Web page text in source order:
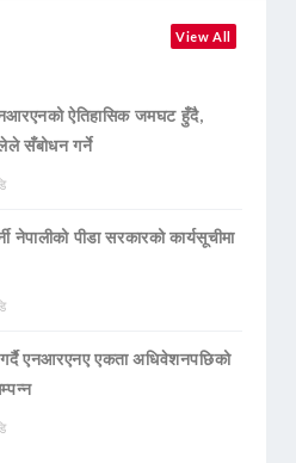
View All
ऐतिहासिक जमघट हुँदै,
सँबोधन गर्ने
नेपालीको पीडा सरकारको कार्यसूचीमा
गर्दै एनआरएनए एकता अधिवेशनपछिको